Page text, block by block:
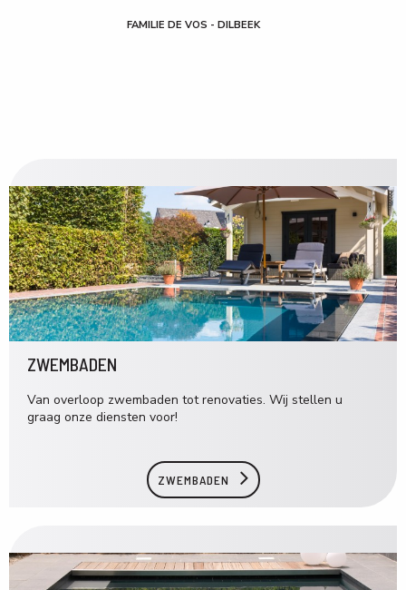
FAMILIE DE VOS - DILBEEK
ZWEMBADEN
Van overloop zwembaden tot renovaties. Wij stellen u
graag onze diensten voor!
ZWEMBADEN